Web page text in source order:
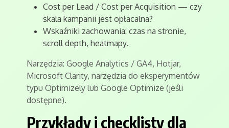
Cost per Lead / Cost per Acquisition — czy
skala kampanii jest opłacalna?
Wskaźniki zachowania: czas na stronie,
scroll depth, heatmapy.
Narzędzia: Google Analytics / GA4, Hotjar,
Microsoft Clarity, narzędzia do eksperymentów
typu Optimizely lub Google Optimize (jeśli
dostępne).
Przykłady i checklisty dla